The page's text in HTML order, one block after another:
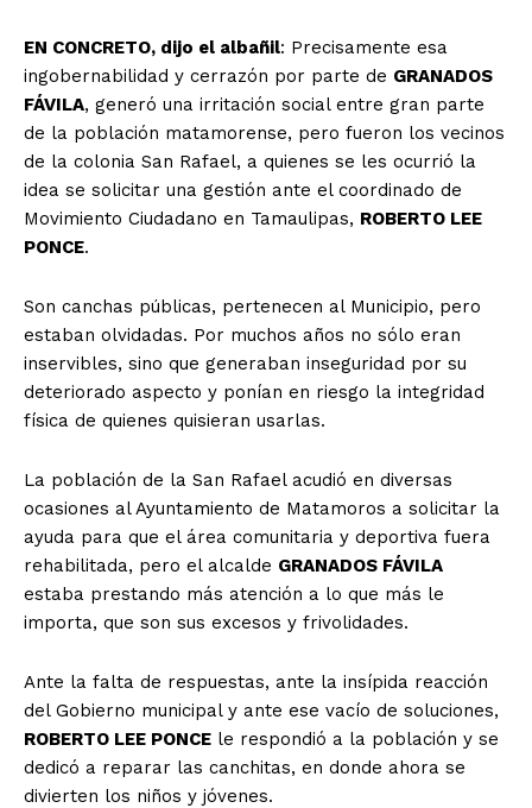
EN CONCRETO, dijo el albañil: Precisamente esa
ingobernabilidad y cerrazón por parte de GRANADOS
FÁVILA, generó una irritación social entre gran parte
de la población matamorense, pero fueron los vecinos
de la colonia San Rafael, a quienes se les ocurrió la
idea se solicitar una gestión ante el coordinado de
Movimiento Ciudadano en Tamaulipas, ROBERTO LEE
PONCE.
Son canchas públicas, pertenecen al Municipio, pero
estaban olvidadas. Por muchos años no sólo eran
inservibles, sino que generaban inseguridad por su
deteriorado aspecto y ponían en riesgo la integridad
física de quienes quisieran usarlas.
La población de la San Rafael acudió en diversas
ocasiones al Ayuntamiento de Matamoros a solicitar la
ayuda para que el área comunitaria y deportiva fuera
rehabilitada, pero el alcalde GRANADOS FÁVILA
estaba prestando más atención a lo que más le
importa, que son sus excesos y frivolidades.
Ante la falta de respuestas, ante la insípida reacción
del Gobierno municipal y ante ese vacío de soluciones,
ROBERTO LEE PONCE le respondió a la población y se
dedicó a reparar las canchitas, en donde ahora se
divierten los niños y jóvenes.